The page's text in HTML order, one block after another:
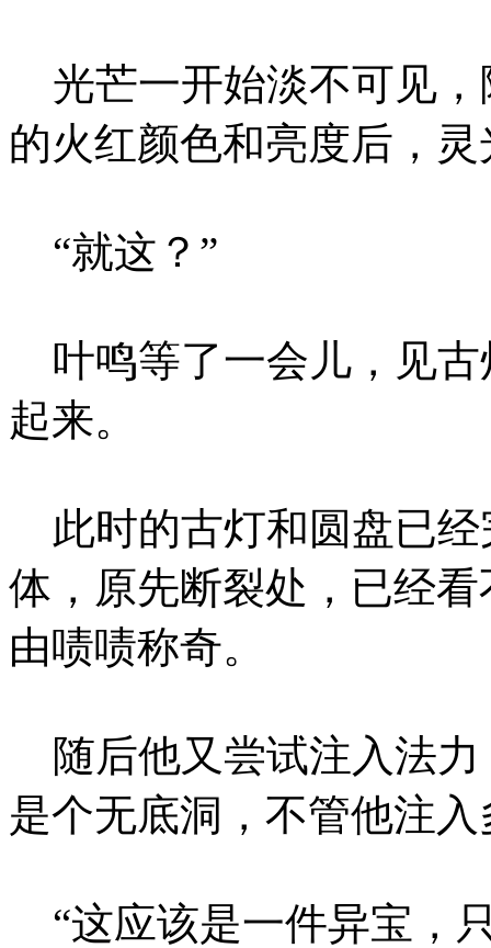
光芒一开始淡不可见，
的火红颜色和亮度后，
“就这？”
叶鸣等了一会儿，见古
起来。
此时的古灯和圆盘已经
体，原先断裂处，已经
由啧啧称奇。
随后他又尝试注入法力
是个无底洞，不管他注
“这应该是一件异宝，